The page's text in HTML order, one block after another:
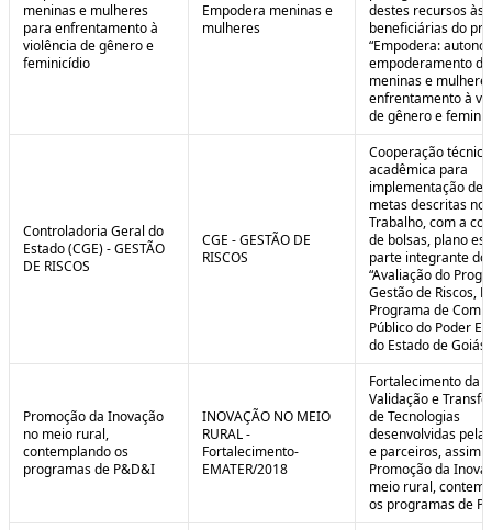
meninas e mulheres
para enfrentamento à
violência de gênero e
feminicídio
Empodera meninas e
mulheres
destes recursos às
beneficiárias do
“Empodera:
empoderamento de
meninas e
enfrentamento à
de gênero e
Controladoria Geral do
Estado (CGE) - GESTÃO
DE RISCOS
CGE - GESTÃO DE
RISCOS
Cooperação
acadêmica para
implementação de
metas descritas no
Trabalho, com a
de bolsas, plano
parte integrante do
“Avaliação do
Gestão de Riscos,
Programa de
Público do Poder
do Estado de
Promoção da Inovação
no meio rural,
contemplando os
programas de P&D&I
INOVAÇÃO NO MEIO
RURAL -
Fortalecimento-
EMATER/2018
Fortalecimento da
Validação e
de Tecnologias
desenvolvidas pela
e parceiros, assim
Promoção da
meio rural,
os programas de